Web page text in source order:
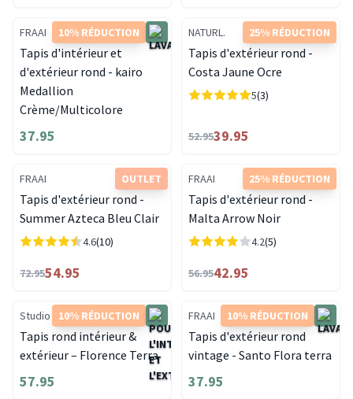
10% RÉDUCTION
FRAAI
Tapis d'intérieur et
d'extérieur rond - kairo
Medallion
Crème/Multicolore
37.95
25% RÉDUCTION
NATURL.
Tapis d'extérieur rond -
Costa Jaune Ocre
5(3)
52.9539.95
OUTLET
FRAAI
Tapis d'extérieur rond -
Summer Azteca Bleu Clair
4.6(10)
72.9554.95
25% RÉDUCTION
FRAAI
Tapis d'extérieur rond -
Malta Arrow Noir
4.2(5)
56.9542.95
10% RÉDUCTION
Studio Clarice
Tapis rond intérieur &
extérieur – Florence Terra
57.95
10% RÉDUCTION
FRAAI
Tapis d'extérieur rond
vintage - Santo Flora terra
37.95